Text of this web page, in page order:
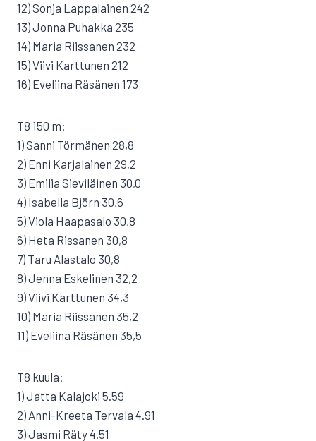
12) Sonja Lappalainen 242
13) Jonna Puhakka 235
14) Maria Riissanen 232
15) Viivi Karttunen 212
16) Eveliina Räsänen 173
T8 150 m:
1) Sanni Törmänen 28,8
2) Enni Karjalainen 29,2
3) Emilia Sieviläinen 30,0
4) Isabella Björn 30,6
5) Viola Haapasalo 30,8
6) Heta Rissanen 30,8
7) Taru Alastalo 30,8
8) Jenna Eskelinen 32,2
9) Viivi Karttunen 34,3
10) Maria Riissanen 35,2
11) Eveliina Räsänen 35,5
T8 kuula:
1) Jatta Kalajoki 5.59
2) Anni-Kreeta Tervala 4.91
3) Jasmi Räty 4.51